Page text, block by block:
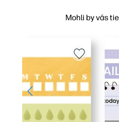
Mohli by vás